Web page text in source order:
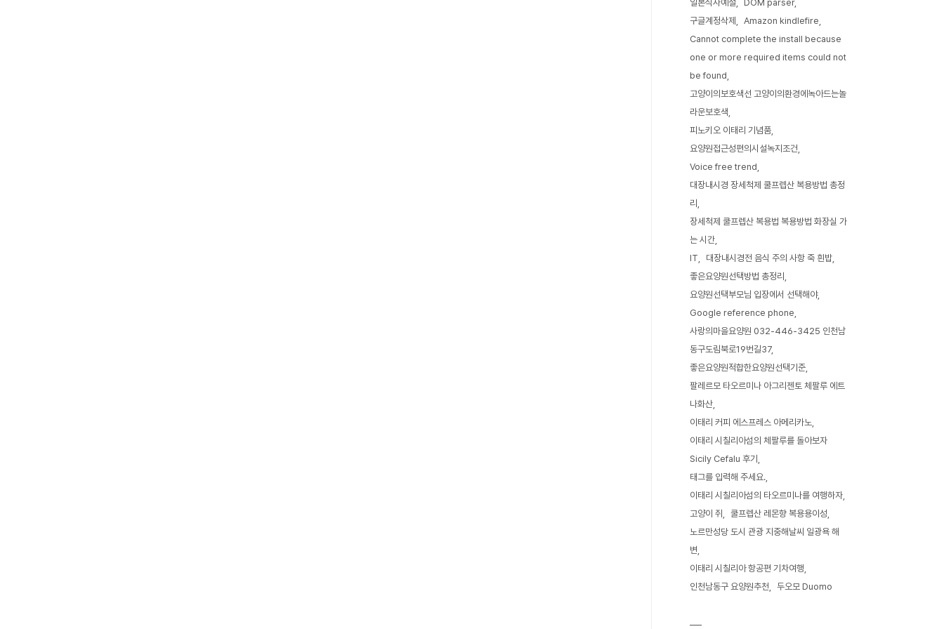
일본식사예절
DOM parser
구글계정삭제
Amazon kindlefire
Cannot complete the install because
one or more required items could not
be found
고양이의보호색선 고양이의환경에녹아드는놀
라운보호색
피노키오 이태리 기념품
요양원접근성편의시설녹지조건
Voice free trend
대장내시경 장세척제 쿨프렙산 복용방법 총정
리
장세척제 쿨프렙산 복용법 복용방법 화장실 가
는 시간
IT
대장내시경전 음식 주의 사항 죽 흰밥
좋은요양원선택방법 총정리
요양원선택부모님 입장에서 선택해야
Google reference phone
사랑의마을요양원 032-446-3425 인천남
동구도림북로19번길37
좋은요양원적합한요양원선택기준
팔레르모 타오르미나 아그리젠토 체팔루 에트
나화산
이태리 커피 에스프레스 아메리카노
이태리 시칠리아섬의 체팔루를 돌아보자
Sicily Cefalu 후기
태그를 입력해 주세요.
이태리 시칠리아섬의 타오르미나를 여행하자
고양이 쥐
쿨프렙산 레몬향 복용용이성
노르만성당 도시 관광 지중해날씨 일광욕 해
변
이태리 시칠리아 항공편 기차여행
인천남동구 요양원추천
두오모 Duomo